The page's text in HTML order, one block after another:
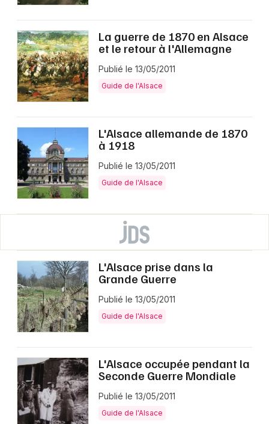
La guerre de 1870 en Alsace
et le retour à l'Allemagne
Publié le 13/05/2011
Guide de l'Alsace
L'Alsace allemande de 1870
à 1918
Publié le 13/05/2011
Guide de l'Alsace
L'Alsace prise dans la
Grande Guerre
Publié le 13/05/2011
Guide de l'Alsace
L'Alsace occupée pendant la
Seconde Guerre Mondiale
Publié le 13/05/2011
Guide de l'Alsace